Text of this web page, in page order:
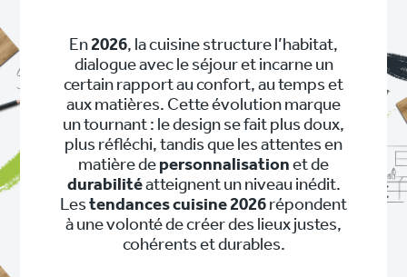
En 2026, la cuisine structure l’habitat,
dialogue avec le séjour et incarne un
certain rapport au confort, au temps et
aux matières. Cette évolution marque
un tournant : le design se fait plus doux,
plus réfléchi, tandis que les attentes en
matière de personnalisation et de
durabilitéatteignent un niveau inédit.
Lestendances cuisine 2026 répondent
à une volonté de créer des lieux justes,
cohérents et durables.